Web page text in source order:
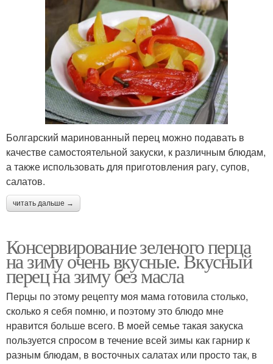
Болгарский маринованный перец можно подавать в
качестве самостоятельной закуски, к различным блюдам,
а также использовать для приготовления рагу, супов,
салатов.
читать дальше →
Консервирование зеленого перца
на зиму очень вкусные. Вкусный
перец на зиму без масла
Перцы по этому рецепту моя мама готовила столько,
сколько я себя помню, и поэтому это блюдо мне
нравится больше всего. В моей семье такая закуска
пользуется спросом в течение всей зимы как гарнир к
разным блюдам, в восточных салатах или просто так, в